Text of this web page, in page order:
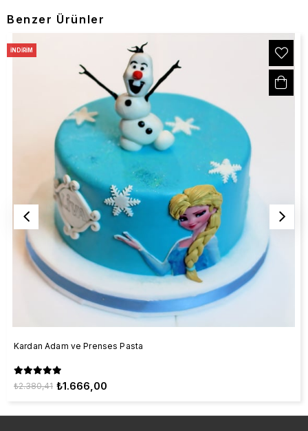
Benzer Ürünler
Kardan Adam ve Prenses Pasta
₺1.666,00
₺2.380,41
İNDIRIM